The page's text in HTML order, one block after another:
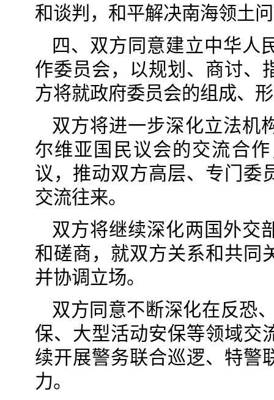
和谈判，和平解决南海领土
四、双方同意建立中华人
作委员会，以规划、商讨、
方将就政府委员会的组成、
双方将进一步深化立法机
尔维亚国民议会的交流合
议，推动双方高层、专门委
交流往来。
双方将继续深化两国外交
和磋商，就双方关系和共同
并协调立场。
双方同意不断深化在反恐
保、大型活动安保等领域交
续开展警务联合巡逻、特警
力。